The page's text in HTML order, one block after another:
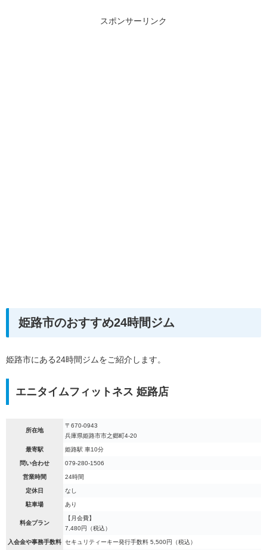
スポンサーリンク
姫路市のおすすめ24時間ジム
姫路市にある24時間ジムをご紹介します。
エニタイムフィットネス 姫路店
所在地
〒670-0943
兵庫県姫路市市之郷町4-20
最寄駅 姫路駅 車10分
問い合わせ 079-280-1506
営業時間 24時間
定休日 なし
駐車場 あり
料金プラン
【月会費】
7,480円（税込）
入会金や事務手数料 セキュリティーキー発行手数料 5,500円（税込）